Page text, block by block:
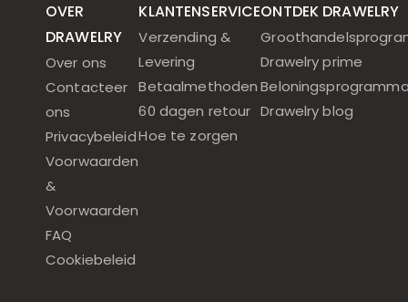
OVER
DRAWELRY
Over ons
Contacteer
ons
Privacybeleid
Voorwaarden
&
Voorwaarden
FAQ
Cookiebeleid
KLANTENSERVICE
Verzending &
Levering
Betaalmethoden
60 dagen retour
Hoe te zorgen
ONTDEK DRAWELRY
Drawelry prime
Drawelry blog